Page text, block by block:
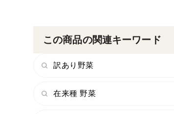
この商品の関連キーワード
訳あり野菜
在来種 野菜